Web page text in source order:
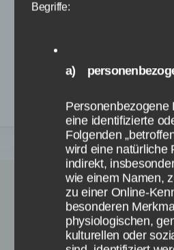
Verbindung zum App
Begriffe:
a)
Personenbezogene
eine identifizierte
Folgenden
wird eine natürliche
indirekt,
wie einem Namen,
zu einer Online-
besonderen
physiologischen,
kulturellen oder